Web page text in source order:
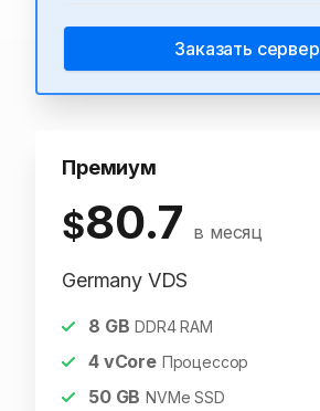
Заказать сервер
Премиум
$80.7 в месяц
Germany VDS
8 GB DDR4 RAM
4vCore Процессор
50GB NVMe SSD